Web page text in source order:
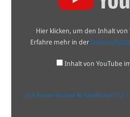
Scenes
Hier klicken, um den Inhalt von
Erfahre mehr in der
Inhalt von YouTube
„Nur Astana Mosque 🕌 Kazakhstan 🇰🇿